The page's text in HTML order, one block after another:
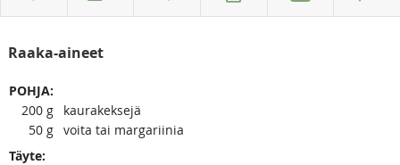
Raaka-aineet
POHJA:
200 g
kaurakeksejä
50 g voita tai margariinia
Täyte: